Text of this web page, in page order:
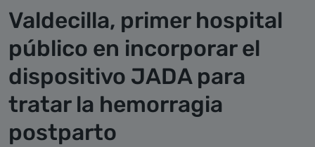
Valdecilla, primer hospital
público en incorporar el
dispositivo JADA para
tratar la hemorragia
postparto